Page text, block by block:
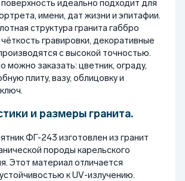
идеально подходит для
имени, дат жизни и эпитафии.
структура гранита габбро
гравировки, декоративные
с высокой точностью.
можно заказать: цветник, ограду,
плиту, вазу, облицовку и
и размеры гранита.
ФГ-243 изготовлен из гранит
породы карельского
Этот материал отличается
к UV-излучению.